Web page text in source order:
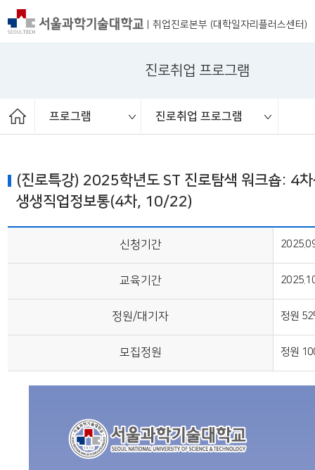
|취업진로본부 (대학일자리플러스센터)
진로취업 프로그램
프로그램 진로취업 프로그램
취업상담
프로그램
채용공고
취업정보
ST커리어멘토링
취업진로본부
프로그램 체계도
취업 교과목
진로취업 프로그램
재학생맞춤형고용서비스
온라인 자기소개서 클리닉
(진로특강) 2025학년도 ST 진로탐색 워크숍: 4
생생직업정보통(4차, 10/22)
신청기간
교육기간
정원/대기자 정원
모집정원 정원